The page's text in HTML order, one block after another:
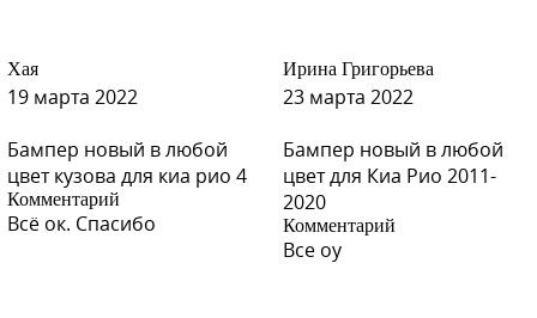
Хая
19 марта 2022
Бампер новый в любой
цвет кузова для киа рио 4
Комментарий
Всё ок. Спасибо
Ирина Григорьева
23 марта 2022
Бампер новый в любой
цвет для Киа Рио 2011-
2020
Комментарий
Все оу